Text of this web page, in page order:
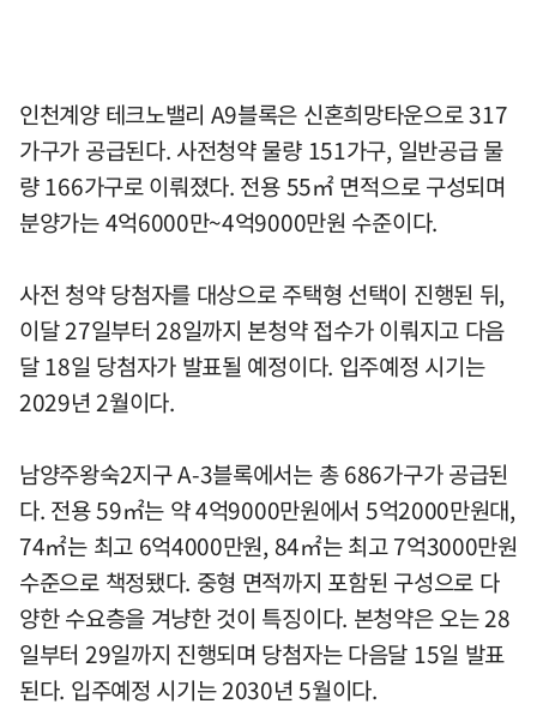
인천계양 테크노밸리 A9블록은 신혼희망타운으로 317
가구가 공급된다. 사전청약 물량 151가구, 일반공급 물
량 166가구로 이뤄졌다. 전용 55㎡ 면적으로 구성되며
분양가는 4억6000만~4억9000만원 수준이다.
사전 청약 당첨자를 대상으로 주택형 선택이 진행된 뒤,
이달 27일부터 28일까지 본청약 접수가 이뤄지고 다음
달 18일 당첨자가 발표될 예정이다. 입주예정 시기는
2029년 2월이다.
남양주왕숙2지구 A-3블록에서는 총 686가구가 공급된
다. 전용 59㎡는 약 4억9000만원에서 5억2000만원대,
74㎡는 최고 6억4000만원, 84㎡는 최고 7억3000만원
수준으로 책정됐다. 중형 면적까지 포함된 구성으로 다
양한 수요층을 겨냥한 것이 특징이다. 본청약은 오는 28
일부터 29일까지 진행되며 당첨자는 다음달 15일 발표
된다. 입주예정 시기는 2030년 5월이다.